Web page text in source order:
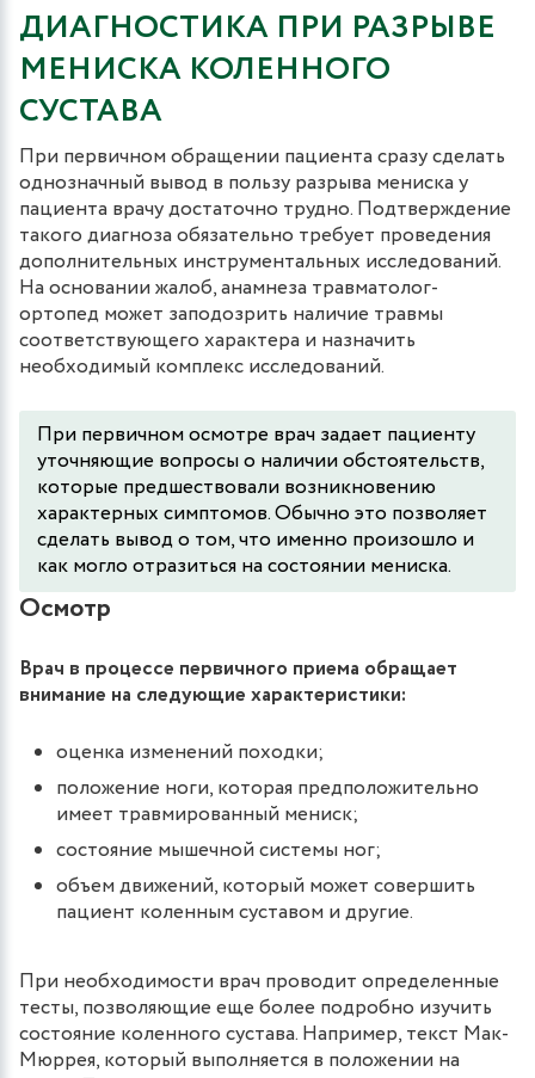
ДИАГНОСТИКА ПРИ РАЗРЫВЕ
МЕНИСКА КОЛЕННОГО
СУСТАВА
При первичном обращении пациента сразу сделать
однозначный вывод в пользу разрыва мениска у
пациента врачу достаточно трудно. Подтверждение
такого диагноза обязательно требует проведения
дополнительных инструментальных исследований.
На основании жалоб, анамнеза травматолог-
ортопед может заподозрить наличие травмы
соответствующего характера и назначить
необходимый комплекс исследований.
При первичном осмотре врач задает пациенту
уточняющие вопросы о наличии обстоятельств,
которые предшествовали возникновению
характерных симптомов. Обычно это позволяет
сделать вывод о том, что именно произошло и
как могло отразиться на состоянии мениска.
Осмотр
Врач в процессе первичного приема обращает
внимание на следующие характеристики:
оценка изменений походки;
положение ноги, которая предположительно
имеет травмированный мениск;
состояние мышечной системы ног;
объем движений, который может совершить
пациент коленным суставом и другие.
При необходимости врач проводит определенные
тесты, позволяющие еще более подробно изучить
состояние коленного сустава. Например, текст Мак-
Мюррея, который выполняется в положении на